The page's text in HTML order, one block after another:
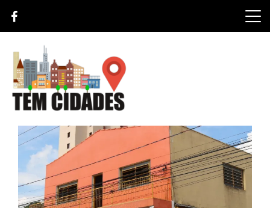
content
TEM CIDADES